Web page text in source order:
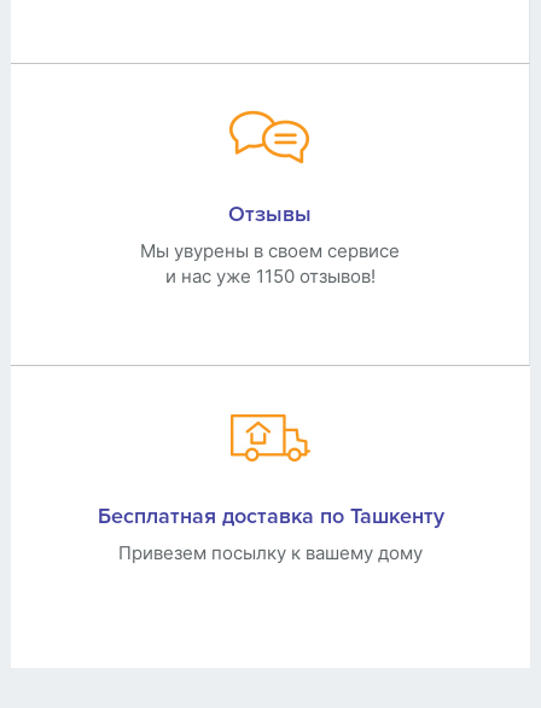
Отзывы
Мы увурены в своем сервисе
и нас уже 1150 отзывов!
Бесплатная доставка по Ташкенту
Привезем посылку к вашему дому